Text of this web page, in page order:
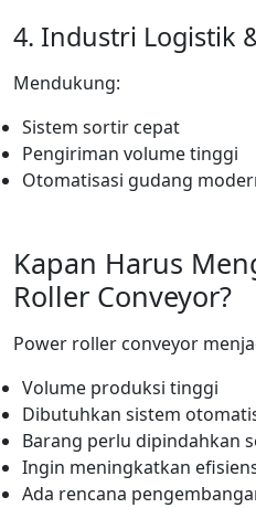
4. Industri Logistik
Mendukung:
Sistem sortir cepat
Pengiriman volume tinggi
Otomatisasi gudang
Kapan Harus
Roller Conveyor?
Power roller conveyor
Volume produksi tinggi
Dibutuhkan sistem
Barang perlu dipindahkan
Ingin meningkatkan
Ada rencana